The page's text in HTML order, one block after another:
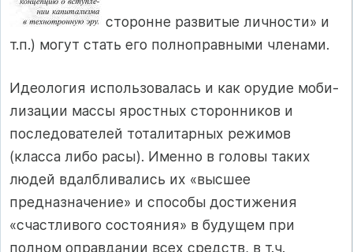
сторонне развитые личности» и
т.п.) могут стать его полноправными членами.
Идеология использовалась и как орудие моби­
лизации массы яростных сторонников и
последова­телей тоталитарных режимов
(класса либо расы). Именно в головы таких
людей вдалбливались их «высшее
предназначение» и способы достижения
«счастливого состояния» в будущем при
полном оп­равдании всех средств, в т.ч.